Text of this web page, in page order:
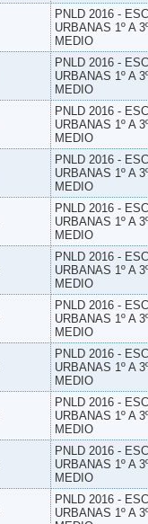
PNLD 2016 -
URBANAS 1º A
MEDIO
PNLD 2016 -
URBANAS 1º A
MEDIO
PNLD 2016 -
URBANAS 1º A
MEDIO
PNLD 2016 -
URBANAS 1º A
MEDIO
PNLD 2016 -
URBANAS 1º A
MEDIO
PNLD 2016 -
URBANAS 1º A
MEDIO
PNLD 2016 -
URBANAS 1º A
MEDIO
PNLD 2016 -
URBANAS 1º A
MEDIO
PNLD 2016 -
URBANAS 1º A
MEDIO
PNLD 2016 -
URBANAS 1º A
MEDIO
PNLD 2016 -
URBANAS 1º A